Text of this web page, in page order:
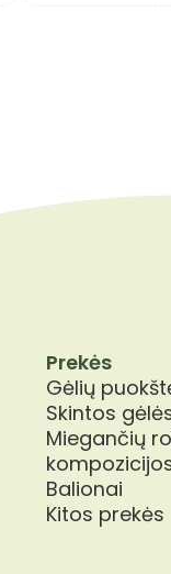
Prekės
Gėlių
Skintos
Miegančių
Balionai
Kitos prekės